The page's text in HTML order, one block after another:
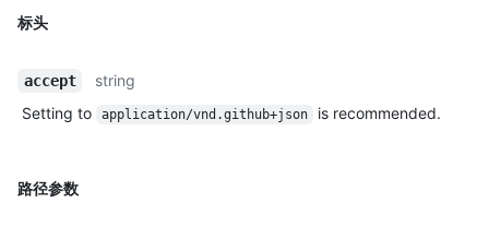
标头
accept
string
Setting to
application/vnd.github+json is recommended.
路径参数